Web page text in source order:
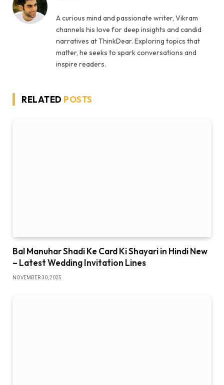
A curious mind and passionate writer, Vikram
channels his love for deep insights and candid
narratives at ThinkDear. Exploring topics that
matter, he seeks to spark conversations and
inspire readers.
RELATED POSTS
Bal Manuhar Shadi Ke Card Ki Shayari in Hindi New
– Latest Wedding Invitation Lines
NOVEMBER 30, 2025